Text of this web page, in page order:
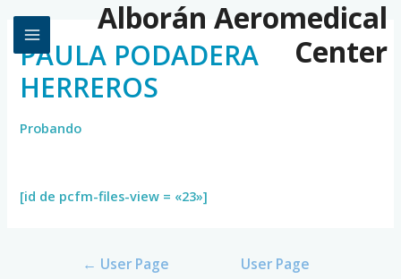
Alborán Aeromedical
Center
PAULA PODADERA
HERREROS
Probando
[id de pcfm-files-view = «23»]
← User Page
User Page